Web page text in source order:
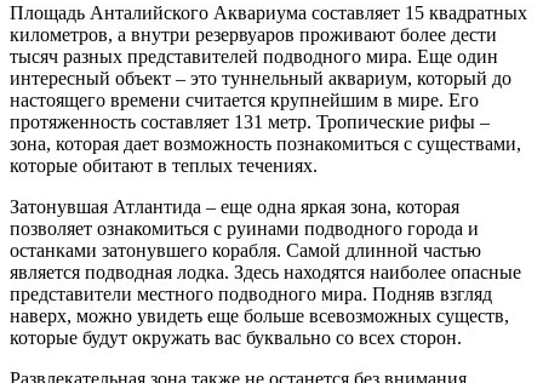
Площадь Анталийского Аквариума составляет 15 квадратных
километров, а внутри резервуаров проживают более дести
тысяч разных представителей подводного мира. Еще один
интересный объект – это туннельный аквариум, который до
настоящего времени считается крупнейшим в мире. Его
протяженность составляет 131 метр. Тропические рифы –
зона, которая дает возможность познакомиться с существами,
которые обитают в теплых течениях.
Затонувшая Атлантида – еще одна яркая зона, которая
позволяет ознакомиться с руинами подводного города и
останками затонувшего корабля. Самой длинной частью
является подводная лодка. Здесь находятся наиболее опасные
представители местного подводного мира. Подняв взгляд
наверх, можно увидеть еще больше всевозможных существ,
которые будут окружать вас буквально со всех сторон.
Развлекательная зона также не останется без внимания